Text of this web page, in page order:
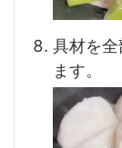
具材を
ます。